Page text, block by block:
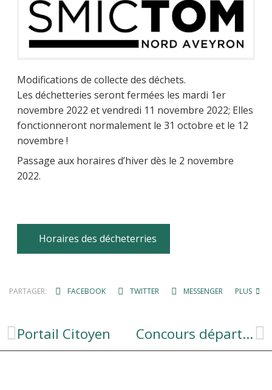
Modifications de collecte des déchets.
Les déchetteries seront fermées les mardi 1er
novembre 2022 et vendredi 11 novembre 2022; Elles
fonctionneront normalement le 31 octobre et le 12
novembre !
Passage aux horaires d’hiver dès le 2 novembre
2022.
Horaires des décheterries
PARTAGER: FACEBOOK TWITTER MESSENGER PLUS
Portail Citoyen Concours départemental du fleurissement et de l’aménagement du cadre de vie 2022.